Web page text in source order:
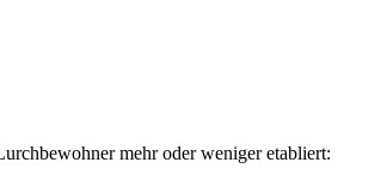
mehr oder weniger etabliert: